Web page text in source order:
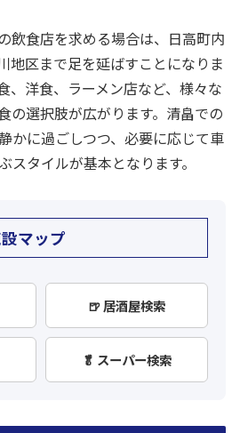
飲食店を求める場合は、日高町内
地区まで足を延ばすことになりま
、洋食、ラーメン店など、様々な
の選択肢が広がります。清畠での
かに過ごしつつ、必要に応じて車
スタイルが基本となります。
マップ
🍺 居酒屋検索
🥬 スーパー検索